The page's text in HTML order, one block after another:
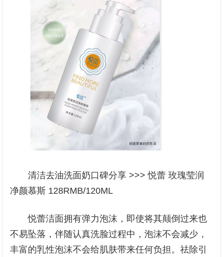
清洁去油洗面奶口碑分享 >>> 悦蕾 玫瑰莹润
净颜慕斯 128RMB/120ML
悦蕾洁面拥有弹力泡沫，即使将其颠倒过来也
不易坠落，伴随认真洗脸过程中，泡沫不会减少，
丰富的乳性泡沫不会给肌肤带来任何负担。祛除引